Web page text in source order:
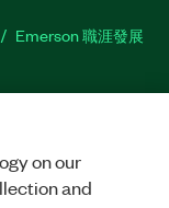
Emerson 職涯發展
on our
and